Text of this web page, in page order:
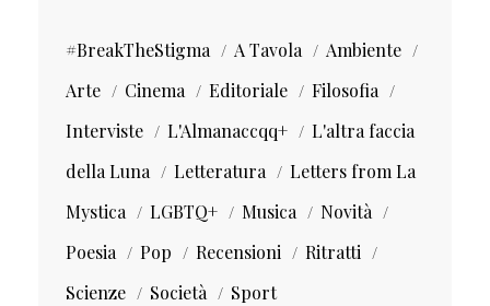
#BreakTheStigma A Tavola
Ambiente
Arte
Cinema Editoriale
Filosofia
Interviste
L'Almanaccqq+
L'altra faccia
della Luna
Letteratura
Letters from La
Mystica
LGBTQ+ Musica
Novità
Poesia
Pop Recensioni
Ritratti
Scienze
Società Sport